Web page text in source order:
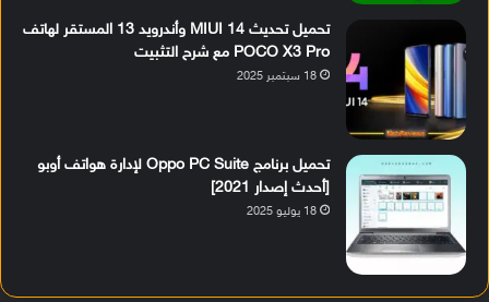
تحميل تحديث MIUI 14 وأندرويد 13 المستقر لهاتف
POCO X3 Pro مع شرح التثبيت
18 سبتمبر 2025
تحميل برنامج Oppo PC Suite لإدارة هواتف أوبو
[أحدث إصدار 2021]
18 يوليو 2025